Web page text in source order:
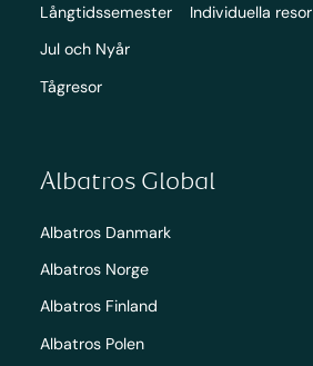
Långtidssemester
Jul och Nyår
Tågresor
Individuella resor
Albatros Global
Albatros Danmark
Albatros Norge
Albatros Finland
Albatros Polen